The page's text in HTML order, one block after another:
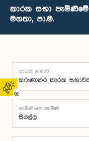
02
කාරක සභා
මහතා, පා.ම.
කාරක සභාව
පැමිණි/නොපැමිණි